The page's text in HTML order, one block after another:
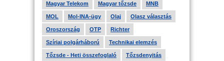
Magyar Telekom Magyar tőzsde MNB
MOL Mol-INA-ügy Olaj Olasz választás
Oroszország OTP Richter
Szíriai polgárháború Technikai elemzés
Tőzsde - Heti összefoglaló Tőzsdenyitás